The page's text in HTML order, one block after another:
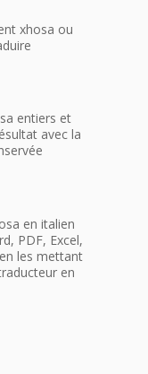
xhosa ou
entiers et
avec la
en italien
PDF, Excel,
les mettant
en